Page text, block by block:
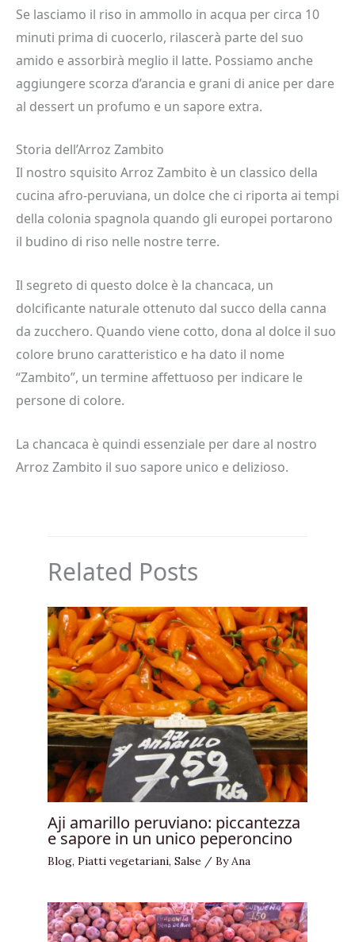
Se lasciamo il riso in ammollo in acqua per circa 10
minuti prima di cuocerlo, rilascerà parte del suo
amido e assorbirà meglio il latte. Possiamo anche
aggiungere scorza d’arancia e grani di anice per dare
al dessert un profumo e un sapore extra.
Storia dell’Arroz Zambito
Il nostro squisito Arroz Zambito è un classico della
cucina afro-peruviana, un dolce che ci riporta ai tempi
della colonia spagnola quando gli europei portarono
il budino di riso nelle nostre terre.
Il segreto di questo dolce è la chancaca, un
dolcificante naturale ottenuto dal succo della canna
da zucchero. Quando viene cotto, dona al dolce il suo
colore bruno caratteristico e ha dato il nome
“Zambito”, un termine affettuoso per indicare le
persone di colore.
La chancaca è quindi essenziale per dare al nostro
Arroz Zambito il suo sapore unico e delizioso.
Related Posts
Aji amarillo peruviano: piccantezza
e sapore in un unico peperoncino
Blog, Piatti vegetariani, Salse / ByAna